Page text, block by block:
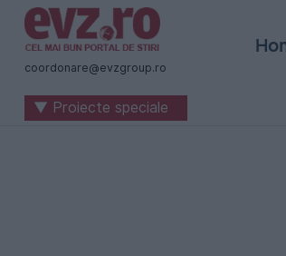
Știri
naționale
internaționale
coordonare@evzgroup.ro
▼ Proiecte speciale